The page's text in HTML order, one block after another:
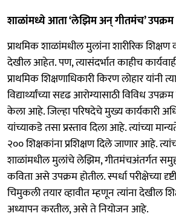
शाळांमध्ये आता ‘लेझिम अन्‌ गीतमंच’ उपक्रम
प्राथमिक शाळांमधील मुलांना शारीरिक
देखील आहेत. पण, त्यासंदर्भात काहीच
प्राथमिक शिक्षणाधिकारी किरण लोहार यांनी
विद्यार्थ्यांच्या सदृढ आरोग्यासाठी विविध
केला आहे. जिल्हा परिषदेचे मुख्य कार्यकारी
यांच्याकडे तसा प्रस्ताव दिला आहे. त्यांच्या
२०० शिक्षकांना प्रशिक्षण दिले जाणार आहे.
शाळांमधील मुलांचे लेझिम, गीतमंचअंतर्गत
कविता असे उपक्रम होतील. स्पर्धा परीक्षेच्या
चिमुकली तयार व्हावीत म्हणून त्यांना देखील
अध्यापन करतील, असे ते नियोजन आहे.